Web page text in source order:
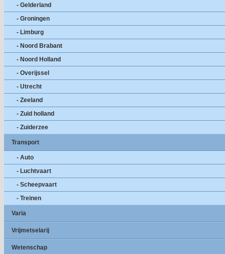
- Gelderland
- Groningen
- Limburg
- Noord Brabant
- Noord Holland
- Overijssel
- Utrecht
- Zeeland
- Zuid holland
- Zuiderzee
Transport
- Auto
- Luchtvaart
- Scheepvaart
- Treinen
Varia
Vrijmetselarij
Wetenschap